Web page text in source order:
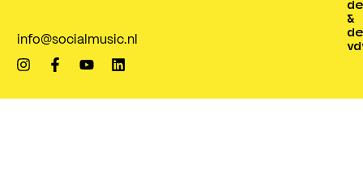
info@socialmusic.nl
&